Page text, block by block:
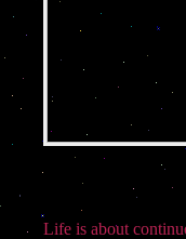
Life is about